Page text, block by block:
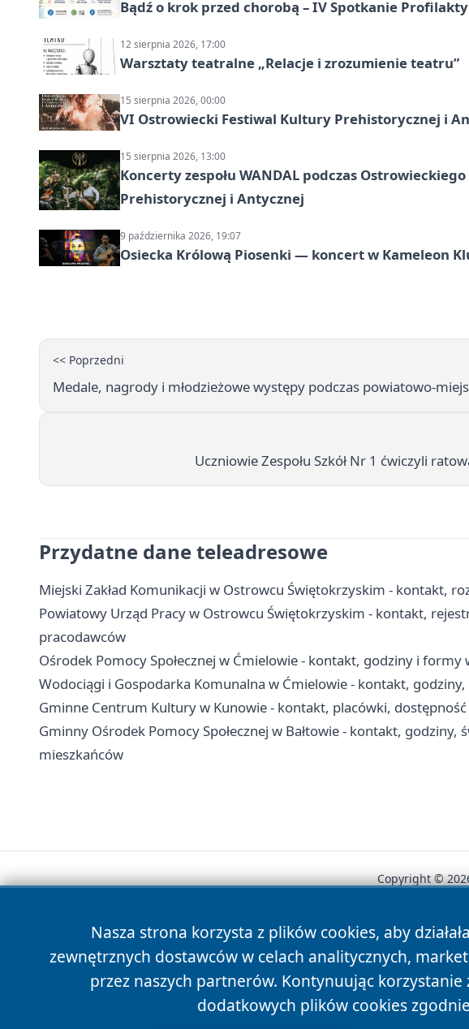
Bądź o krok przed chorobą – IV Spotkanie
12 sierpnia 2026, 17:00
Warsztaty teatralne „Relacje i zrozumienie teatru”
15 sierpnia 2026, 00:00
VI Ostrowiecki Festiwal Kultury Prehistorycznej i
15 sierpnia 2026, 13:00
Koncerty zespołu WANDAL podczas
Prehistorycznej i Antycznej
9 października 2026, 19:07
Osiecka Królową Piosenki — koncert w Kameleon
<< Poprzedni
Medale, nagrody i młodzieżowe występy podczas powiatowo-
Uczniowie Zespołu Szkół Nr 1 ćwiczyli
Przydatne dane teleadresowe
Miejski Zakład Komunikacji w Ostrowcu Świętokrzyskim - kontakt,
Powiatowy Urząd Pracy w Ostrowcu Świętokrzyskim - kontakt,
pracodawców
Ośrodek Pomocy Społecznej w Ćmielowie - kontakt, godziny i formy
Wodociągi i Gospodarka Komunalna w Ćmielowie - kontakt,
Gminne Centrum Kultury w Kunowie - kontakt, placówki, dostępność
Gminny Ośrodek Pomocy Społecznej w Bałtowie - kontakt, godziny,
mieszkańców
Nasza strona korzysta z plików cookies, aby
zewnętrznych dostawców w celach analitycznych,
przez naszych partnerów. Kontynuując
dodatkowych plików cookies
Copyright ©
News Autorzy